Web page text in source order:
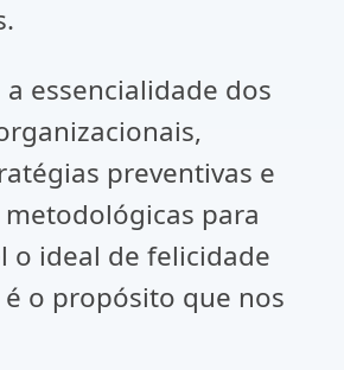
essencialidade dos
preventivas e
para
o ideal de felicidade
o propósito que nos